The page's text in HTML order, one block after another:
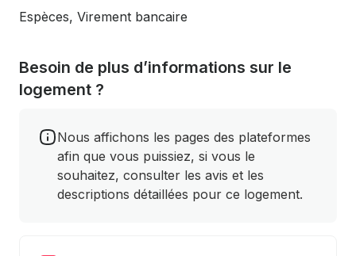
Espèces, Virement bancaire
Besoin de plus d’informations sur le
logement ?
Nous affichons les pages des plateformes
afin que vous puissiez, si vous le
souhaitez, consulter les avis et les
descriptions détaillées pour ce logement.